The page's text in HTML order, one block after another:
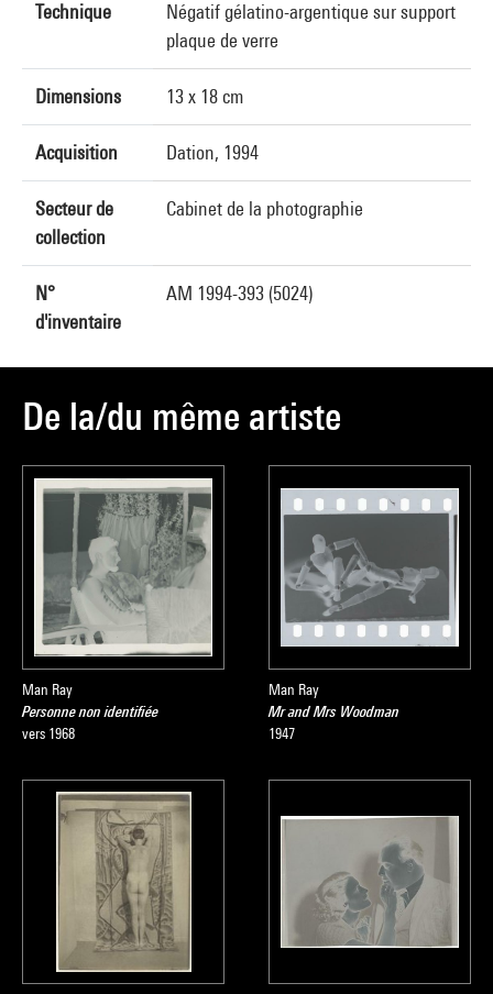
Technique
Négatif gélatino-argentique sur support
plaque de verre
Dimensions 13 x 18 cm
Acquisition Dation, 1994
Secteur de
collection
Cabinet de la photographie
N°
d'inventaire
AM 1994-393 (5024)
De la/du même artiste
Man Ray
Personne non identifiée
vers 1968
Man Ray
Mr and Mrs Woodman
1947